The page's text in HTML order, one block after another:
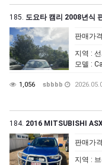
185. 도요타 캠리 2008년식
판매가격
지역 :
모델 :
1,056 sbbbb
184. 2016 MITSUBISHI
판매가격
지역 :